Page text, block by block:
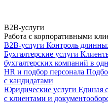
B2B-услуги
Работа с корпоративными
B2B-услуги Контроль
Бухгалтерские услуги
бухгалтерских компаний в
HR и подбор персонала
с кандидатами
Юридические услуги Единая
с клиентами и